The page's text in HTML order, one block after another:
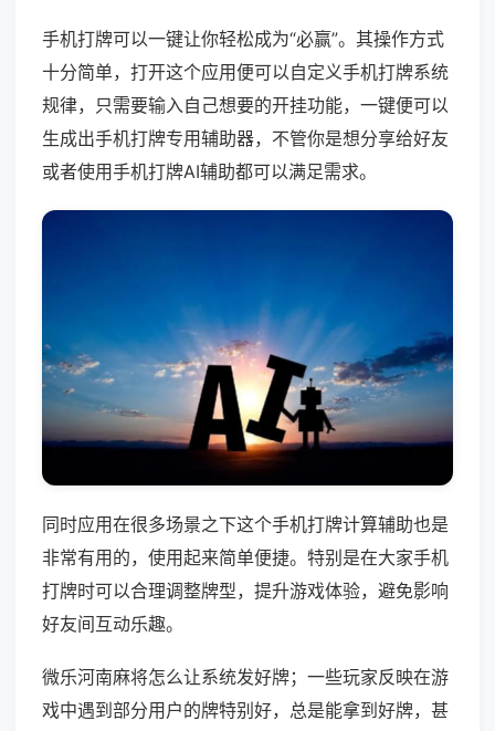
手机打牌可以一键让你轻松成为“必赢”。其操作方式
十分简单，打开这个应用便可以自定义手机打牌系统
规律，只需要输入自己想要的开挂功能，一键便可以
生成出手机打牌专用辅助器，不管你是想分享给好友
或者使用手机打牌AI辅助都可以满足需求。
同时应用在很多场景之下这个手机打牌计算辅助也是
非常有用的，使用起来简单便捷。特别是在大家手机
打牌时可以合理调整牌型，提升游戏体验，避免影响
好友间互动乐趣。
微乐河南麻将怎么让系统发好牌；一些玩家反映在游
戏中遇到部分用户的牌特别好，总是能拿到好牌，甚